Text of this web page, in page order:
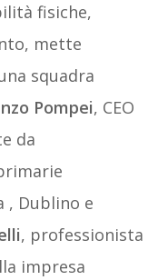
fisiche,
mette
squadra
Pompei, CEO
da
, Dublino e
, professionista
impresa